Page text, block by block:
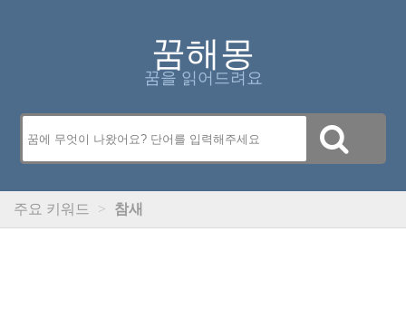
꿈해몽
꿈을 읽어드려요
주요 키워드 > 참새